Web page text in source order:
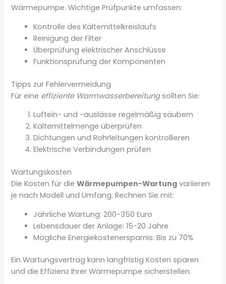
Wärmepumpe. Wichtige Prüfpunkte umfassen:
Kontrolle des Kältemittelkreislaufs
Reinigung der Filter
Überprüfung elektrischer Anschlüsse
Funktionsprüfung der Komponenten
Tipps zur Fehlervermeidung
Für eine effiziente Warmwasserbereitungsollten Sie:
Luftein- und -auslässe regelmäßig säubern
Kältemittelmenge überprüfen
Dichtungen und Rohrleitungen kontrollieren
Elektrische Verbindungen prüfen
Wartungskosten
Die Kosten für dieWärmepumpen-Wartung variieren
je nach Modell und Umfang. Rechnen Sie mit:
Jährliche Wartung: 200-350 Euro
Lebensdauer der Anlage: 15-20 Jahre
Mögliche Energiekostenersparnis: Bis zu 70%
Ein Wartungsvertrag kann langfristig Kosten sparen
und die Effizienz Ihrer Wärmepumpe sicherstellen.